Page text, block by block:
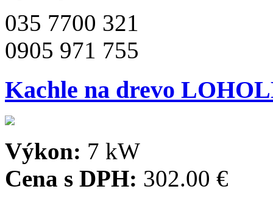
035 7700 321
0905 971 755
Kachle na drevo
Výkon: 7 kW
Cena s DPH: 302.00 €